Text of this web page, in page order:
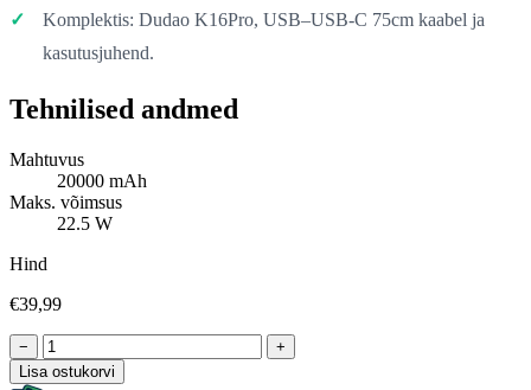
Komplektis: Dudao K16Pro, USB–USB-C 75cm kaabel ja
kasutusjuhend.
Tehnilised andmed
Mahtuvus
20000 mAh
Maks. võimsus
22.5 W
Hind
€39,99
−
+
Lisa ostukorvi